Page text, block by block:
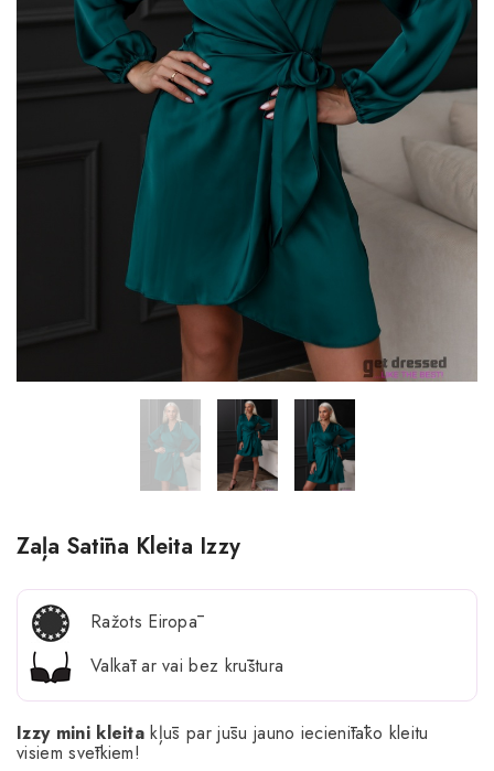
Zaļa Satīna Kleita Izzy
Ražots Eiropā
Valkāt ar vai bez krūštura
Izzy mini kleita kļūs par jūsu jauno iecienītāko kleitu
visiem svētkiem!